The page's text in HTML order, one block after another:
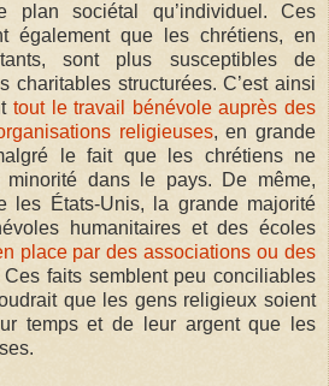
plan sociétal qu’individuel. Ces
également que les chrétiens, en
sont plus susceptibles de
charitables structurées. C’est ainsi
tout le travail bénévole auprès des
religieuses, en grande
le fait que les chrétiens ne
minorité dans le pays. De même,
les États-Unis, la grande majorité
humanitaires et des écoles
place par des associations ou des
Ces faits semblent peu conciliables
que les gens religieux soient
temps et de leur argent que les